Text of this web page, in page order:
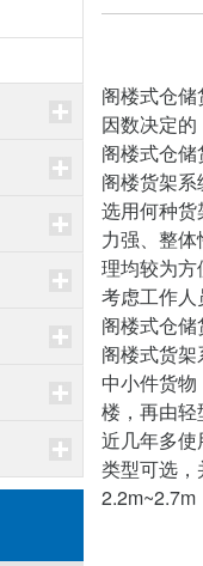
阁楼式仓
因数决定
阁楼式仓
阁楼货架
选用何种
力强、整
理均较为
考虑工作人
阁楼式仓
阁楼式货
中小件货
楼，再由轻
近几年多
类型可选
2.2m~2.7m